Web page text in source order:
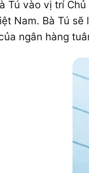
Tú vào vị trí
Nam. Bà Tú
ngân hàng